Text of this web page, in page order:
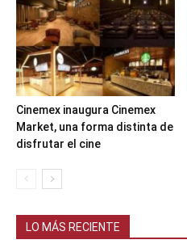
Cinemex inaugura Cinemex
Market, una forma distinta de
disfrutar el cine
LO MÁS RECIENTE